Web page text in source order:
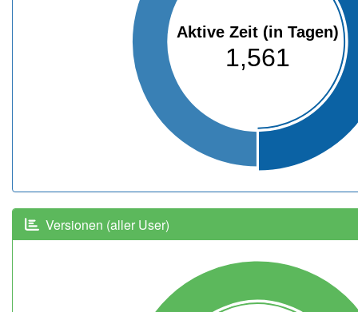
Aktive Zeit (in Tagen)
1,561
Versionen (aller User)